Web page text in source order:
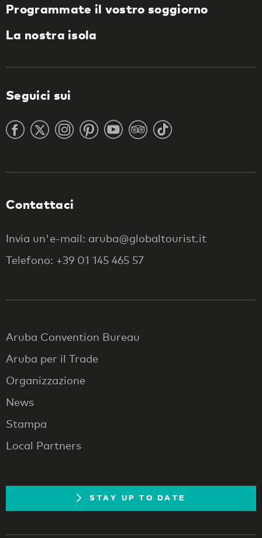
Programmate il vostro soggiorno
La nostra isola
Seguici sui
Contattaci
Invia un'e-mail: aruba@globaltourist.it
Telefono: +39 01 145 465 57
Aruba Convention Bureau
Aruba per il Trade
Organizzazione
News
Stampa
Local Partners
STAY UP TO DATE